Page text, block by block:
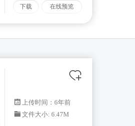
下载 在线预览
上传时间：6年前
文件大小: 6.47M